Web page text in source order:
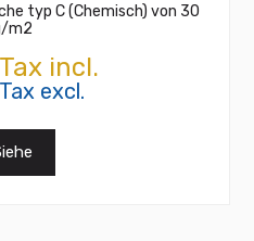
typ C (Chemisch) von 30
m2
incl.
excl.